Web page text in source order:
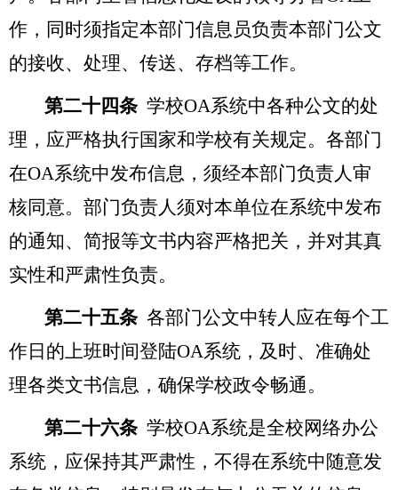
作，同时须指定本部门信息员负责本部门公文
的接收、处理、传送、存档等工作。
第二十四条 学校OA系统中各种公文的处
理，应严格执行国家和学校有关规定。各部门
在OA系统中发布信息，须经本部门负责人审
核同意。部门负责人须对本单位在系统中发布
的通知、简报等文书内容严格把关，并对其真
实性和严肃性负责。
第二十五条 各部门公文中转人应在每个工
作日的上班时间登陆OA系统，及时、准确处
理各类文书信息，确保学校政令畅通。
第二十六条 学校OA系统是全校网络办公
系统，应保持其严肃性，不得在系统中随意发